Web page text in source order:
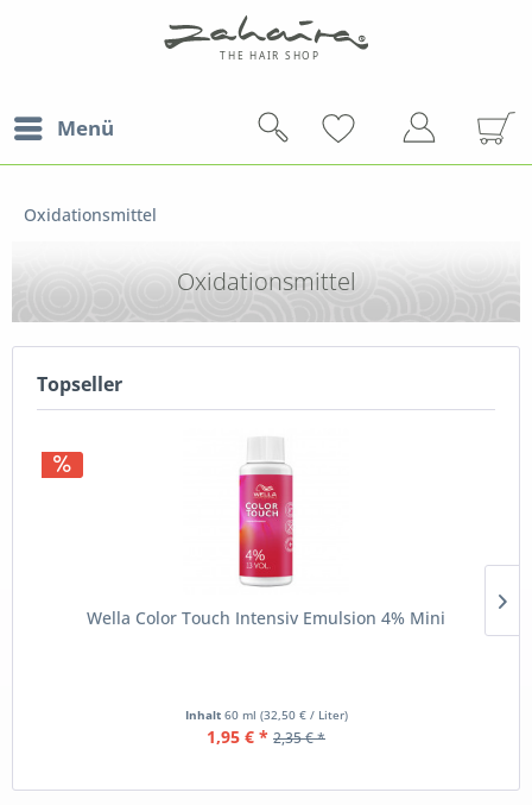
Menü
Oxidationsmittel
Oxidationsmittel
Topseller
Wella Color Touch Intensiv Emulsion 4% Mini
Inhalt 60 ml (32,50 € / Liter)
1,95 € * 2,35 € *